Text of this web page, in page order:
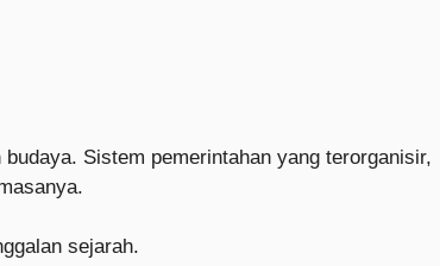
Sistem pemerintahan yang terorganisir,
sejarah.